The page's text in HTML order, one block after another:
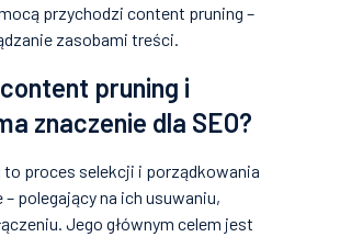
przychodzi content pruning –
zasobami treści.
pruning i
znaczenie dla SEO?
to proces selekcji i porządkowania
polegający na ich usuwaniu,
Jego głównym celem jest